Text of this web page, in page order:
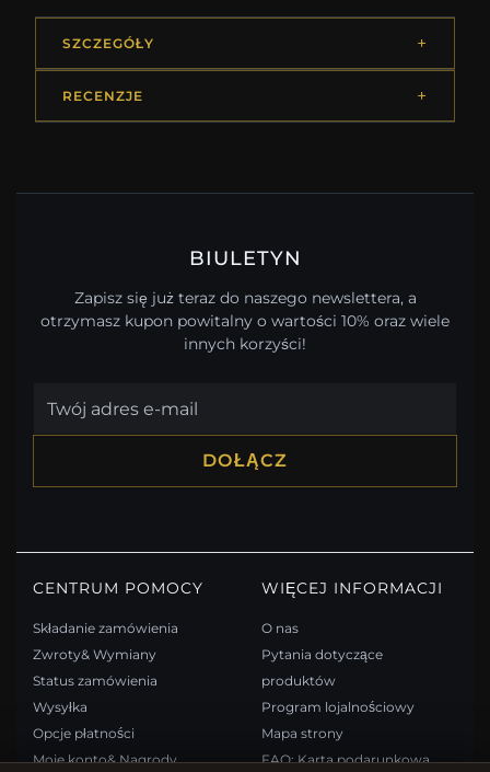
SZCZEGÓŁY
RECENZJE
BIULETYN
Zapisz się już teraz do naszego newslettera, a
otrzymasz kupon powitalny o wartości 10% oraz wiele
innych korzyści!
DOŁĄCZ
CENTRUM POMOCY
Składanie zamówienia
Zwroty& Wymiany
Status zamówienia
Wysyłka
Opcje płatności
Moje konto& Nagrody
WIĘCEJ INFORMACJI
O nas
Pytania dotyczące
produktów
Program lojalnościowy
Mapa strony
FAQ: Karta podarunkowa